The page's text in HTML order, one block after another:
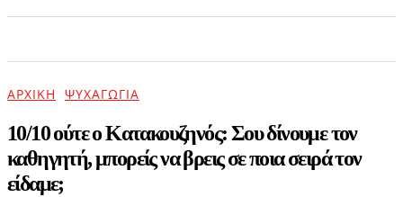
ΑΡΧΙΚΉ ΨΥΧΑΓΩΓΊΑ
10/10 ούτε ο Κατακουζηνός: Σου δίνουμε τον
καθηγητή, μπορείς να βρεις σε ποια σειρά τον
είδαμε;